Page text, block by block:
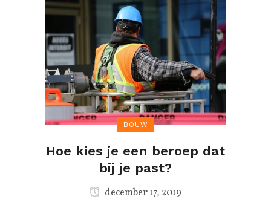
BOUW
Hoe kies je een beroep dat
bij je past?
december 17, 2019